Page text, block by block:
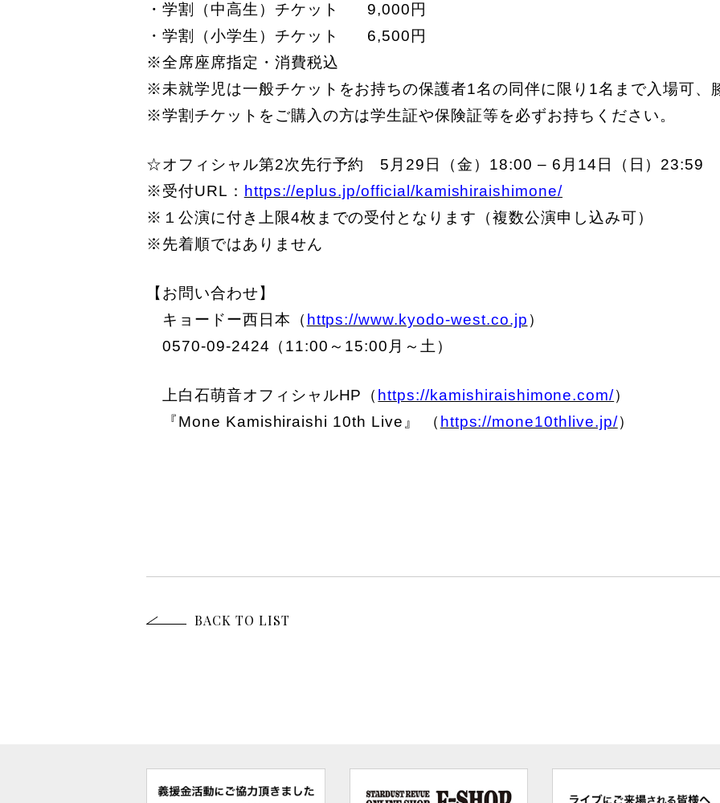
・学割（中高生）チケット 9,000円
・学割（小学生）チケット 6,500円
※全席座席指定・消費税込
※未就学児は一般チケットをお持ちの保護者1名の同伴に限り1名まで入場可、
※学割チケットをご購入の方は学生証や保険証等を必ずお持ちください。
☆オフィシャル第2次先行予約 5月29日（金）18:00 – 6月14日（日）23:59
※受付URL： https://eplus.jp/official/kamishiraishimone/
※１公演に付き上限4枚までの受付となります（複数公演申し込み可）
※先着順ではありません
【お問い合わせ】
キョードー西日本（ https://www.kyodo-west.co.jp ）
0570-09-2424（11:00～15:00月～土）
上白石萌音オフィシャルHP（ https://kamishiraishimone.com/）
『Mone Kamishiraishi 10th Live』 （ https://mone10thlive.jp/）
BACK TO LIST